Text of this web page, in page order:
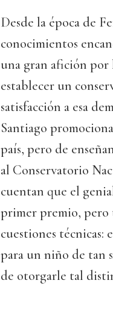
Desde la época de
conocimientos
una gran afición por
establecer un
satisfacción a esa
Santiago
país, pero de
al Conservatorio
cuentan que el
primer premio, pero
cuestiones técnicas:
para un niño de tan
de otorgarle tal